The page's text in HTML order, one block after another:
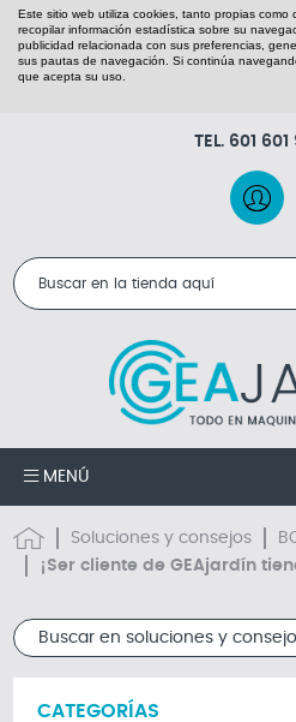
Este sitio web utiliza cookies, tanto propias como
recopilar información estadística sobre su
publicidad relacionada con sus preferencias,
sus pautas de navegación. Si continúa
que acepta su uso.
TEL. 601 601
RESULTADOS DE LA
MENÚ
Soluciones y consejos
¡Ser cliente de GEAjardín
CATEGORÍAS